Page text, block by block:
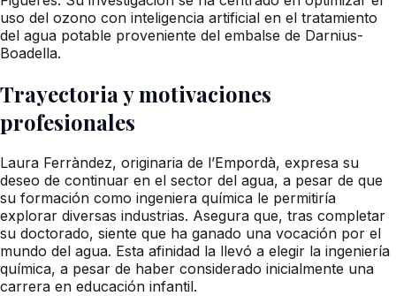
uso del ozono con inteligencia artificial en el tratamiento
del agua potable proveniente del embalse de Darnius-
Boadella.
Trayectoria y motivaciones
profesionales
Laura Ferràndez, originaria de l’Empordà, expresa su
deseo de continuar en el sector del agua, a pesar de que
su formación como ingeniera química le permitiría
explorar diversas industrias. Asegura que, tras completar
su doctorado, siente que ha ganado una vocación por el
mundo del agua. Esta afinidad la llevó a elegir la ingeniería
química, a pesar de haber considerado inicialmente una
carrera en educación infantil.